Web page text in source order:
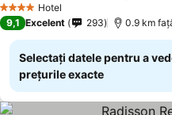
4 Stele Hotel
9,1 Excelent 293 0.9 km
Selectați datele pentru a
prețurile exacte